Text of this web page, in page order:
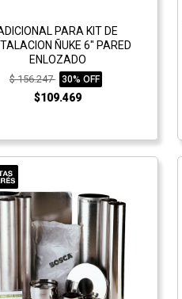
PARA KIT DE
ÑUKE 6" PARED
ENLOZADO
$ 156.247 30% OFF
$109.469